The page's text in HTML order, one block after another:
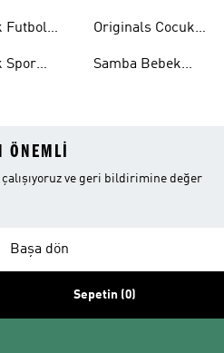
Futbol
Spor
Originals Cocuk
Samba Bebek
ÖNEMLI
ve geri bildirimine değer
Başa dön
Sepetin (0)